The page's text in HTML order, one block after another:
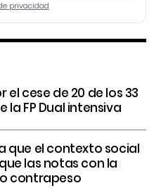
privacidad
cese de 20 de los 33
la FP Dual intensiva
que el contexto social
las notas con la
contrapeso